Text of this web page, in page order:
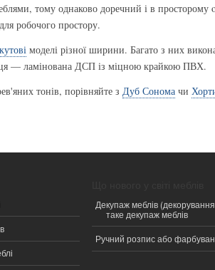
тому однаково доречний і в просторому
робочого простору.
кутовімоделі різної ширини. Багато з них
— ламінована ДСП із міцною крайкою ПВХ.
тонів, порівняйте з Дуб Сономачи
Декупаж меблів
таке декупаж меблів
Ручний розпис або